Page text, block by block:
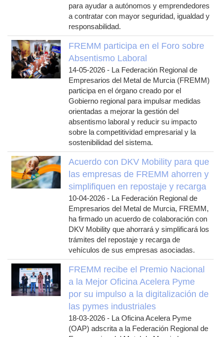
para ayudar a autónomos y emprendedores
a contratar con mayor seguridad, igualdad y
responsabilidad.
FREMM participa en el Foro sobre
Absentismo Laboral
14-05-2026 - La Federación Regional de
Empresarios del Metal de Murcia (FREMM)
participa en el órgano creado por el
Gobierno regional para impulsar medidas
orientadas a mejorar la gestión del
absentismo laboral y reducir su impacto
sobre la competitividad empresarial y la
sostenibilidad del sistema.
Acuerdo con DKV Mobility para que
las empresas de FREMM ahorren y
simplifiquen en repostaje y recarga
10-04-2026 - La Federación Regional de
Empresarios del Metal de Murcia, FREMM,
ha firmado un acuerdo de colaboración con
DKV Mobility que ahorrará y simplificará los
trámites del repostaje y recarga de
vehículos de sus empresas asociadas.
FREMM recibe el Premio Nacional
a la Mejor Oficina Acelera Pyme
por su impulso a la digitalización de
las pymes industriales
18-03-2026 - La Oficina Acelera Pyme
(OAP) adscrita a la Federación Regional de